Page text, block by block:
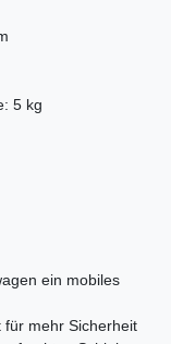
5 kg
ein mobiles
für mehr Sicherheit